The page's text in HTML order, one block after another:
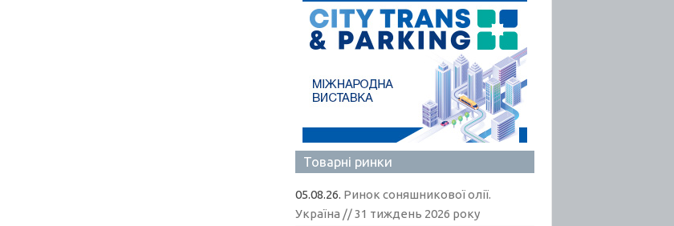
Товарні ринки
05.08.26. Ринок соняшникової олії.
Україна // 31 тиждень 2026 року